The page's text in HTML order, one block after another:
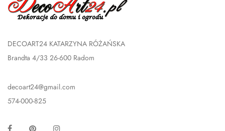
DECOART24 KATARZYNA RÓŻAŃSKA
Brandta 4/33 26-600 Radom
decoart24@gmail.com
574-000-825
Facebook Pinterest